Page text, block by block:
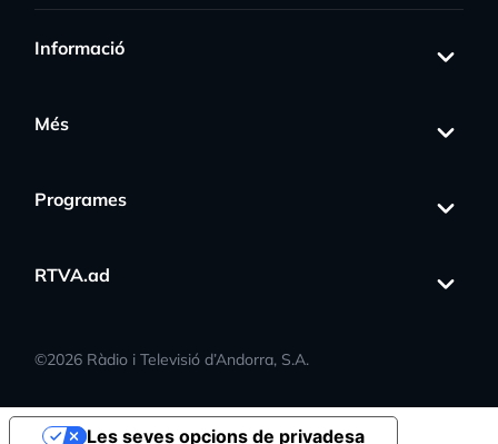
Informació
Més
Programes
RTVA.ad
©2026 Ràdio i Televisió d’Andorra, S.A.
Les seves opcions de privadesa